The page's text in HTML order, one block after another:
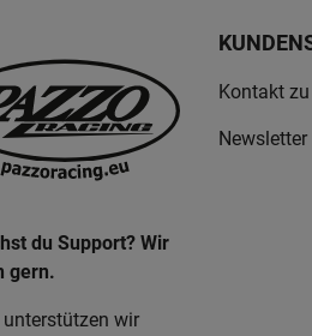
du Support? Wir
gern.
unterstützen wir
Kontakt
Newsletter